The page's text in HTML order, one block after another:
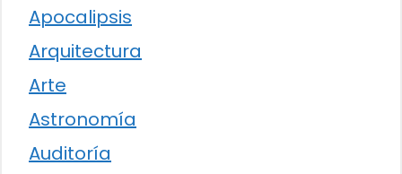
Apocalipsis
Arquitectura
Arte
Astronomía
Auditoría